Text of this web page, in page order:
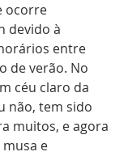
ocorre
devido à
entre
de verão. No
céu claro da
não, tem sido
muitos, e agora
e